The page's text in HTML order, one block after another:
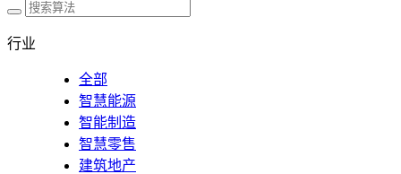
行业
全部
智慧能源
智能制造
智慧零售
建筑地产